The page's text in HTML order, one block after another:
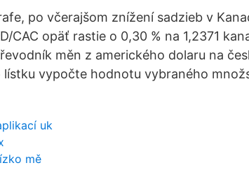
po včerajšom znížení sadzieb v
CAC opäť rastie o 0,30 % na 1,2371
měn z amerického dolaru na
vypočte hodnotu vybraného
uk
mě